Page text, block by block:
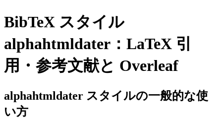
BibTeX スタイル
alphahtmldater：LaTeX 引
用・参考文献と Overleaf
alphahtmldater スタイルの一般的な使
い方